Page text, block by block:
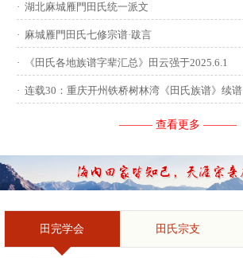
· 湖北麻城雁門田氏统一派文
· 麻城雁門田氏七修宗谱·跋言
· 《田氏各地族谱字辈汇总》田云强于2025.6.1
· 连载30：重庆开州铁桥树林湾《田氏族谱》续谱
——— 查看更多 ———
田完学会 田氏宗支